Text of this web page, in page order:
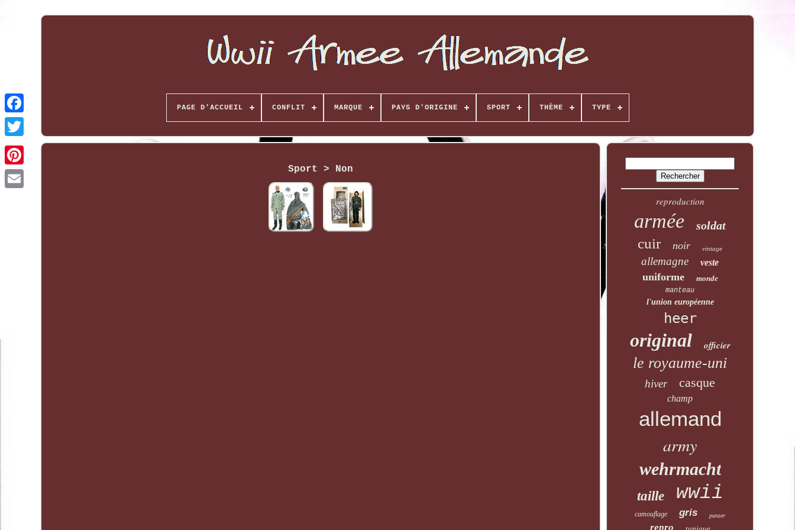
PAGE D'ACCUEIL CONFLIT MARQUE PAYS D'ORIGINE SPORT THÈME TYPE
Sport > Non
reproduction
armée soldat
cuir noir vintage
allemagne veste
uniforme monde
manteau
l'union européenne
heer
original officier
le royaume-uni
hiver casque
champ
allemand
army
wehrmacht
taille wwii
camouflage gris panzer
repro